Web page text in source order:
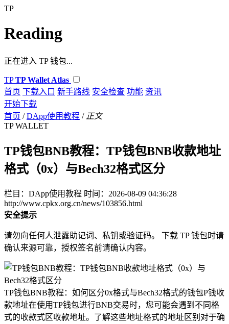
TP
Reading
正在进入 TP 钱包...
TP TP Wallet Atlas
首页 下载入口 新手路线 安全检查 功能 资讯
开始下载
首页 / DApp使用教程 / 正文
TP WALLET
TP钱包BNB教程：TP钱包BNB收款地址
格式（0x）与Bech32格式区分
栏目：DApp使用教程 时间：2026-08-09 04:36:28
http://www.cpkx.org.cn/news/103856.html
安全提示
请勿向任何人泄露助记词、私钥或验证码。 下载 TP 钱包时请
确认来源可靠，授权签名前请确认内容。
TP钱包BNB教程：如何区分0x格式与Bech32格式的钱包P钱收
款地址在使用TP钱包进行BNB交易时，您可能会遇到不同格
式的收款式区收款地址。了解这些地址格式的地址区别对于确